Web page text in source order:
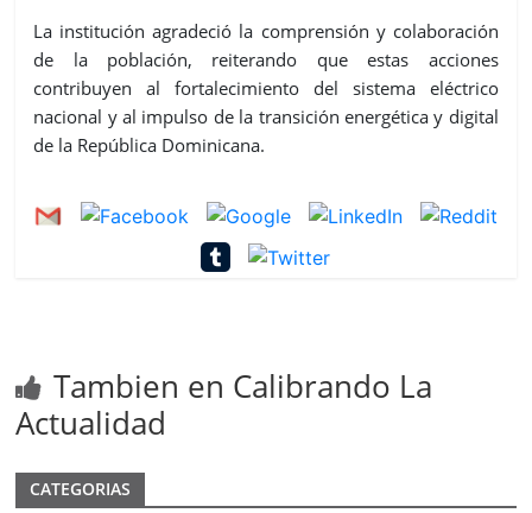
La institución agradeció la comprensión y colaboración
de la población, reiterando que estas acciones
contribuyen al fortalecimiento del sistema eléctrico
nacional y al impulso de la transición energética y digital
de la República Dominicana.
Tambien en Calibrando La
Actualidad
CATEGORIAS